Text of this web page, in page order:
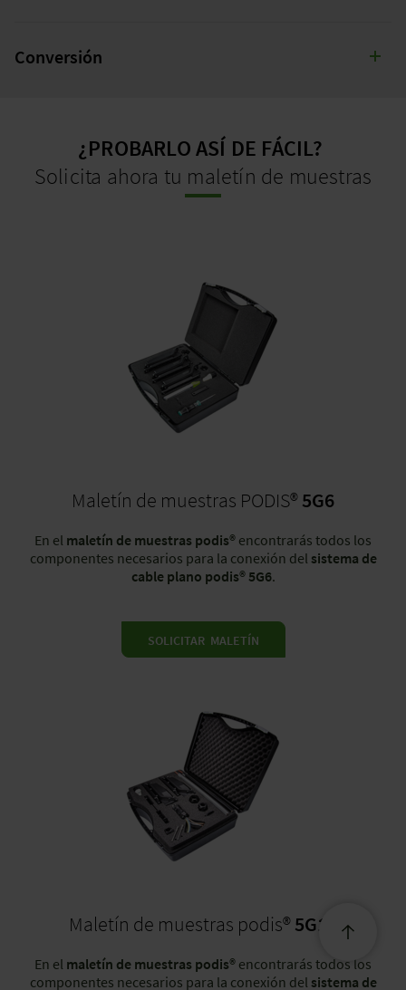
ver el vídeo completo
Conversión
ver el vídeo completo
¿PROBARLO ASÍ DE FÁCIL?
Solicita ahora tu maletín de muestras
Maletín de muestras PODIS®5G6
En el maletín de muestras podis® encontrarás todos los
componentes necesarios para la conexión del sistema de
cable plano podis® 5G6.
SOLICITAR MALETÍN
Maletín de muestras podis®5G16
En el maletín de muestras podis® encontrarás todos los
componentes necesarios para la conexión del sistema de